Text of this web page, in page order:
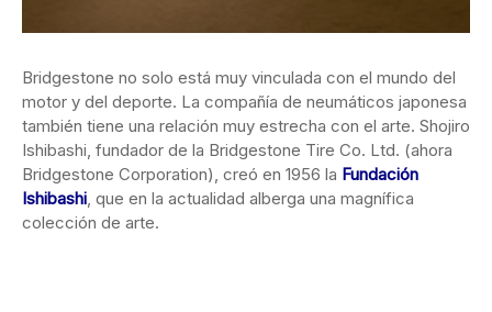
Bridgestone no solo está muy vinculada con el mundo del
motor y del deporte. La compañía de neumáticos japonesa
también tiene una relación muy estrecha con el arte. Shojiro
Ishibashi, fundador de la Bridgestone Tire Co. Ltd. (ahora
Bridgestone Corporation), creó en 1956 la Fundación
Ishibashi, que en la actualidad alberga una magnífica
colección de arte.